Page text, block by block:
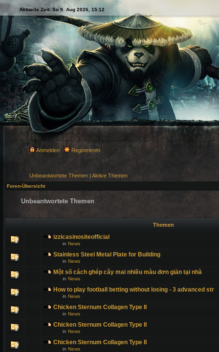
Aktuelle Zeit: So 9. Aug 2026, 15:12
Anmelden Registrieren
Unbeantwortete Themen | Aktive Themen
Foren-Übersicht
Unbeantwortete Themen
Themen
izzicasinositeofficial
in News
Stainless Steel Metal Plate for Building
in News
Một số cách ghép cây mai nhiều màu đơn giản tại nhà
in News
How to play football betting without losing - 3 advanced str
in News
Chicken Sternum Collagen Type II
in News
Chicken Sternum Collagen Type II
in News
Chicken Sternum Collagen Type II
in News